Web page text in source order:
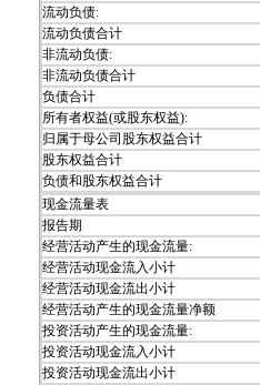
流动负债:
流动负债合计
非流动负债:
非流动负债合计
负债合计
所有者权益(或股东权益):
归属于母公司股东权益合计
股东权益合计
负债和股东权益合计
现金流量表
报告期
经营活动产生的现金流量:
经营活动现金流入小计
经营活动现金流出小计
经营活动产生的现金流量净额
投资活动产生的现金流量:
投资活动现金流入小计
投资活动现金流出小计